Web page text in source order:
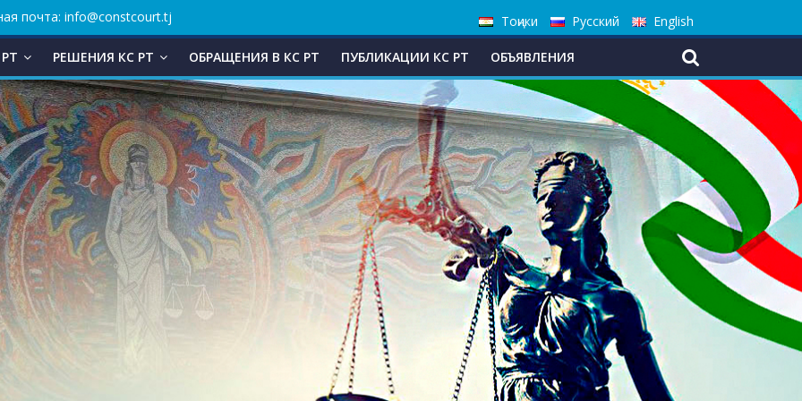
почта: info@constcourt.tj Тоҷики Русский English
РЕШЕНИЯ КС РТ ОБРАЩЕНИЯ В КC РТ ПУБЛИКАЦИИ КС РТ ОБЪЯВЛЕНИЯ